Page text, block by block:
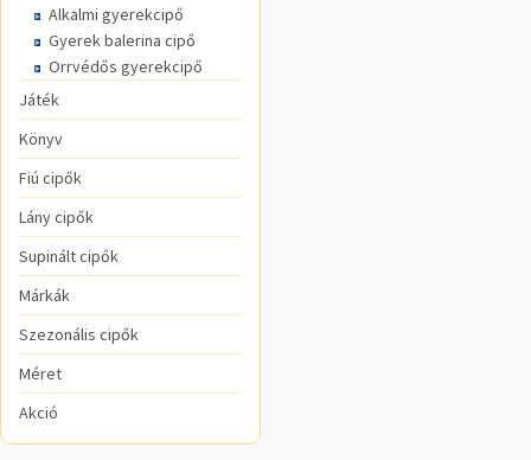
Alkalmi gyerekcipő
Gyerek balerina cipő
Orrvédős gyerekcipő
Játék
Könyv
Fiú cipők
Lány cipők
Supinált cipők
Márkák
Szezonális cipők
Méret
Akció